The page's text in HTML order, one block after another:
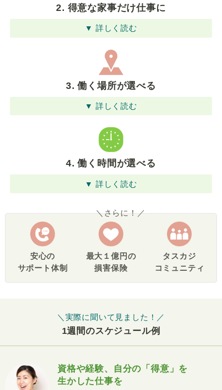
2. 得意な家事だけ仕事に
▼ 詳しく読む
3. 働く場所が選べる
▼ 詳しく読む
4. 働く時間が選べる
▼ 詳しく読む
＼さらに！／
安心の
サポート体制
最大１億円の
損害保険
タスカジ
コミュニティ
＼実際に聞いて見ました！／
1週間のスケジュール例
資格や経験、自分の「得意」を
生かした仕事を